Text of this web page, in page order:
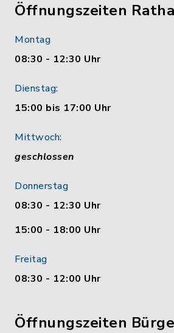
Öffnungszeiten
Montag
08:30 - 12:30 Uhr
Dienstag:
15:00 bis 17:00 Uhr
Mittwoch:
geschlossen
Donnerstag
08:30 - 12:30 Uhr
15:00 - 18:00 Uhr
Freitag
08:30 - 12:00 Uhr
Öffnungszeiten